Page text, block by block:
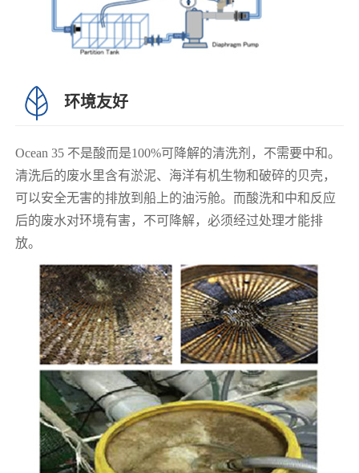
环境友好
Ocean 35 不是酸而是100%可降解的清洗剂，不需要中和。
清洗后的废水里含有淤泥、海洋有机生物和破碎的贝壳，
可以安全无害的排放到船上的油污舱。而酸洗和中和反应
后的废水对环境有害，不可降解，必须经过处理才能排
放。